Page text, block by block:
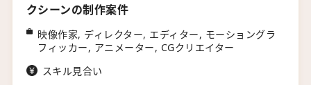
クシーンの制作案件
映像作家, ディレクター, エディター, モーショングラ
フィッカー, アニメーター, CGクリエイター
スキル見合い